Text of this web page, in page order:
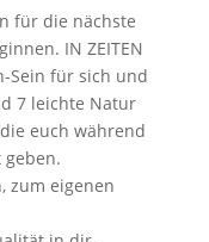
für die nächste
IN ZEITEN
Sein für sich und
7 leichte Natur
euch während
zum eigenen